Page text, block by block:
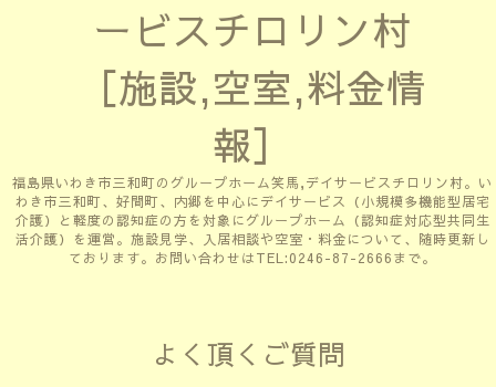
ービスチロリン村
［施設,空室,料金情
報］
福島県いわき市三和町のグループホーム笑馬,デイサービスチロリン村。い
わき市三和町、好間町、内郷を中心にデイサービス（小規模多機能型居宅
介護）と軽度の認知症の方を対象にグループホーム（認知症対応型共同生
活介護）を運営。施設見学、入居相談や空室・料金について、随時更新し
ております。お問い合わせはTEL:0246-87-2666まで。
よく頂くご質問